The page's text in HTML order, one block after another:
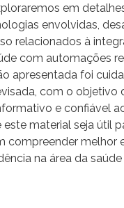
em
envolvidas,
relacionados à
com automações
apresentada foi
com o objetivo
e confiável
este material seja útil
compreender melhor
na área da saúde